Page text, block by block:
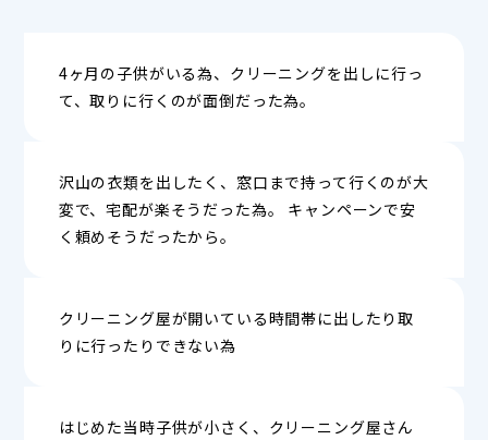
4ヶ月の子供がいる為、クリーニングを出しに行っ
て、取りに行くのが面倒だった為。
沢山の衣類を出したく、窓口まで持って行くのが大
変で、宅配が楽そうだった為。 キャンペーンで安
く頼めそうだったから。
クリーニング屋が開いている時間帯に出したり取
りに行ったりできない為
はじめた当時子供が小さく、クリーニング屋さん